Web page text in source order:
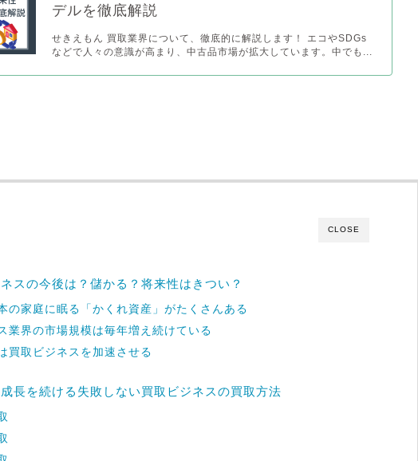
デルを徹底解説
せきえもん 買取業界について、徹底的に解説します！ エコやSDGs
などで人々の意識が高まり、中古品市場が拡大しています。中でも...
CLOSE
スの今後は？儲かる？将来性はきつい？
の家庭に眠る「かくれ資産」がたくさんある
業界の市場規模は毎年増え続けている
買取ビジネスを加速させる
長を続ける失敗しない買取ビジネスの買取方法